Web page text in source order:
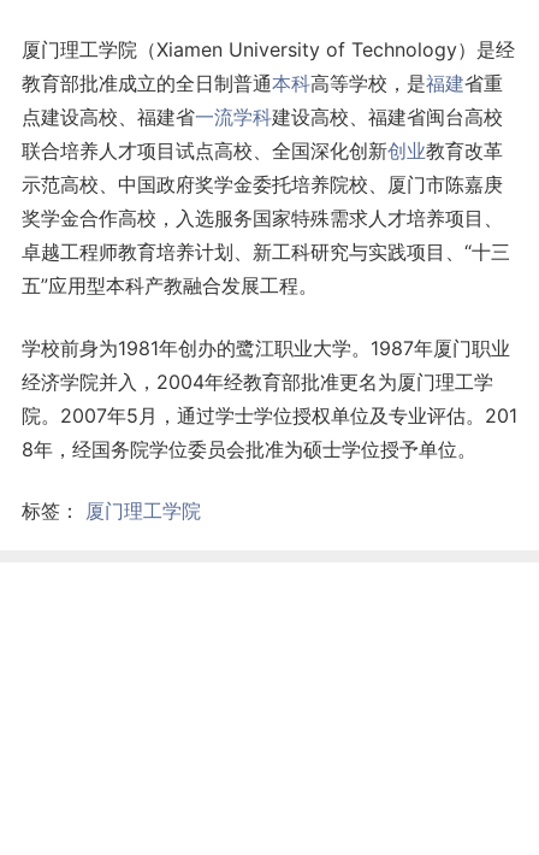
厦门理工学院（Xiamen University of Technology）是经
教育部批准成立的全日制普通本科高等学校，是福建省重
点建设高校、福建省一流学科建设高校、福建省闽台高校
联合培养人才项目试点高校、全国深化创新创业教育改革
示范高校、中国政府奖学金委托培养院校、厦门市陈嘉庚
奖学金合作高校，入选服务国家特殊需求人才培养项目、
卓越工程师教育培养计划、新工科研究与实践项目、“十三
五”应用型本科产教融合发展工程。
学校前身为1981年创办的鹭江职业大学。1987年厦门职业
经济学院并入，2004年经教育部批准更名为厦门理工学
院。2007年5月，通过学士学位授权单位及专业评估。201
8年，经国务院学位委员会批准为硕士学位授予单位。
标签： 厦门理工学院